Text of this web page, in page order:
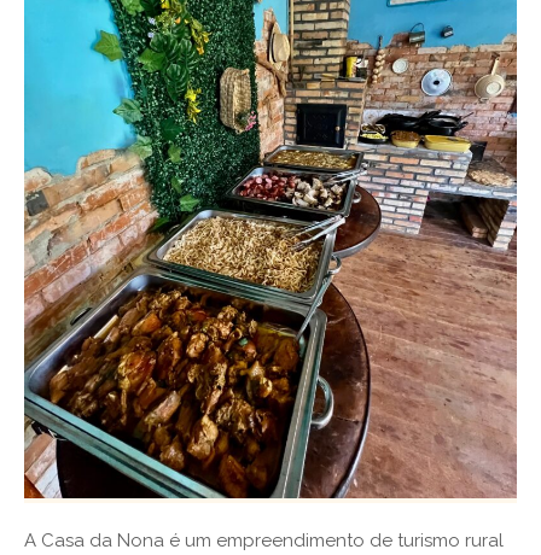
A Casa da Nona é um empreendimento de turismo rural